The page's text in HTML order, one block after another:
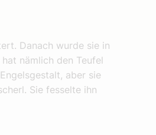
Danach wurde sie in
nämlich den Teufel
aber sie
Sie fesselte ihn